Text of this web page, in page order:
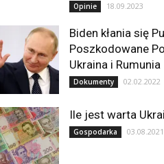
Opinie 18.09.2023
Biden kłania się
Poszkodowane
Ukraina i Rumunia
Dokumenty 02.02.2022
Ile jest warta
Gospodarka 03.08.2021